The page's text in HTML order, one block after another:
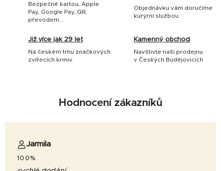
Bezpečné kartou, Apple
Pay, Google Pay, QR,
převodem...
Objednávku vám doručíme
kurýrní službou
Již více jak 29 let
Na českém trhu značkových
zvířecích krmiv
Kamenný obchod
Navštivte naši prodejnu
v Českých Budějovicích
Hodnocení zákazníků
Jarmila
100%